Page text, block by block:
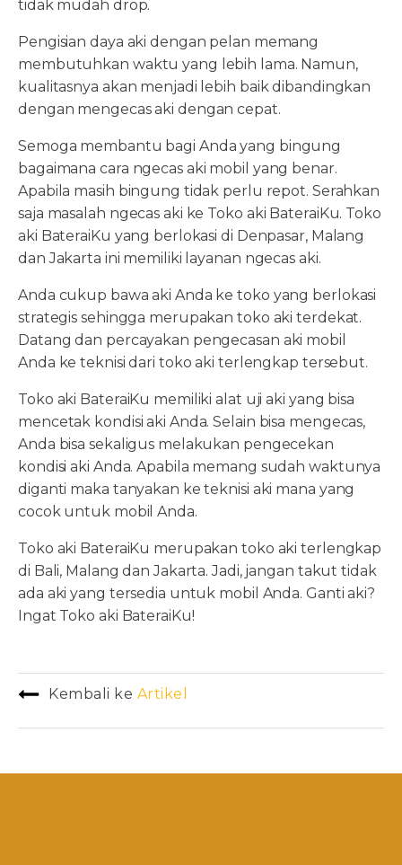
tidak mudah drop.
Pengisian daya aki dengan pelan memang
membutuhkan waktu yang lebih lama. Namun,
kualitasnya akan menjadi lebih baik dibandingkan
dengan mengecas aki dengan cepat.
Semoga membantu bagi Anda yang bingung
bagaimana cara ngecas aki mobil yang benar.
Apabila masih bingung tidak perlu repot. Serahkan
saja masalah ngecas aki ke Toko aki BateraiKu. Toko
aki BateraiKu yang berlokasi di Denpasar, Malang
dan Jakarta ini memiliki layanan ngecas aki.
Anda cukup bawa aki Anda ke toko yang berlokasi
strategis sehingga merupakan toko aki terdekat.
Datang dan percayakan pengecasan aki mobil
Anda ke teknisi dari toko aki terlengkap tersebut.
Toko aki BateraiKu memiliki alat uji aki yang bisa
mencetak kondisi aki Anda. Selain bisa mengecas,
Anda bisa sekaligus melakukan pengecekan
kondisi aki Anda. Apabila memang sudah waktunya
diganti maka tanyakan ke teknisi aki mana yang
cocok untuk mobil Anda.
Toko aki BateraiKu merupakan toko aki terlengkap
di Bali, Malang dan Jakarta. Jadi, jangan takut tidak
ada aki yang tersedia untuk mobil Anda. Ganti aki?
Ingat Toko aki BateraiKu!
Kembali ke Artikel